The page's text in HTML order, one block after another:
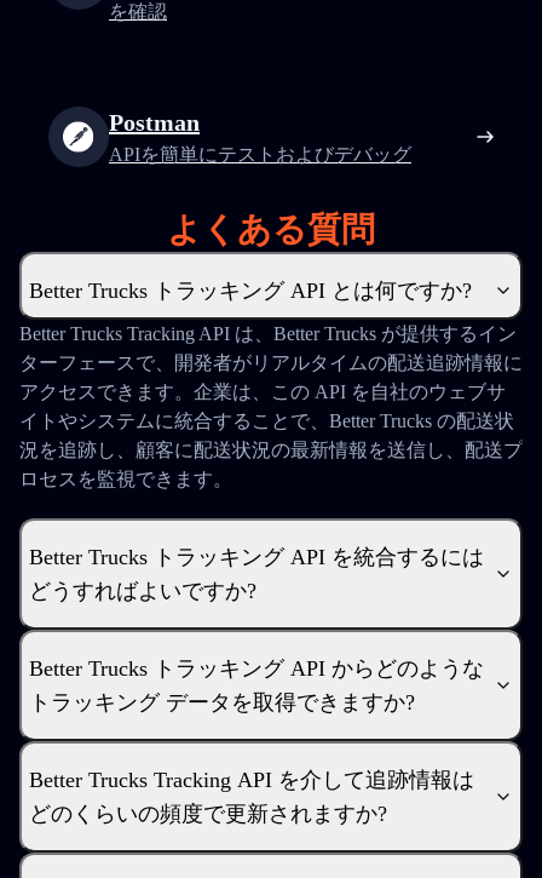
を確認
Postman
APIを簡単にテストおよびデバッグ
よくある質問
Better Trucks トラッキング API とは何ですか?
Better Trucks Tracking API は、Better Trucks が提供するイン
ターフェースで、開発者がリアルタイムの配送追跡情報に
アクセスできます。企業は、この API を自社のウェブサ
イトやシステムに統合することで、Better Trucks の配送状
況を追跡し、顧客に配送状況の最新情報を送信し、配送プ
ロセスを監視できます。
Better Trucks トラッキング API を統合するには
どうすればよいですか?
Better Trucks トラッキング API からどのような
トラッキング データを取得できますか?
Better Trucks Tracking API を介して追跡情報は
どのくらいの頻度で更新されますか?